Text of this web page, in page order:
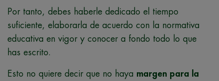
Por tanto, debes haberle dedicado el tiempo
suficiente, elaborarla de acuerdo con la normativa
educativa en vigor y conocer a fondo todo lo que
has escrito.
Esto no quiere decir que no haya margen para la